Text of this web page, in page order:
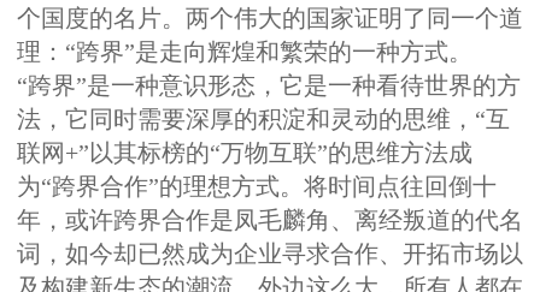
个国度的名片。两个伟大的国家证明了同一个道
理：“跨界”是走向辉煌和繁荣的一种方式。
“跨界”是一种意识形态，它是一种看待世界的方
法，它同时需要深厚的积淀和灵动的思维，“互
联网+”以其标榜的“万物互联”的思维方法成
为“跨界合作”的理想方式。将时间点往回倒十
年，或许跨界合作是凤毛麟角、离经叛道的代名
词，如今却已然成为企业寻求合作、开拓市场以